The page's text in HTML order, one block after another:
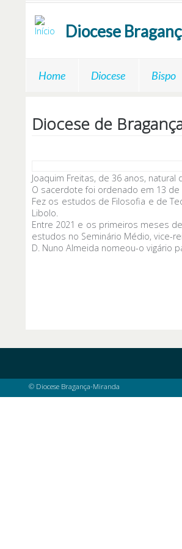
Diocese
Home Diocese Bispo
Diocese de
Joaquim Freitas, de 36 anos,
O sacerdote foi ordenado em 13 de
Fez os estudos de Filosofia e de
Libolo.
Entre 2021 e os primeiros meses
estudos no Seminário Médio, vice-
D. Nuno Almeida nomeou-o vigário
© Diocese Bragança-Miranda